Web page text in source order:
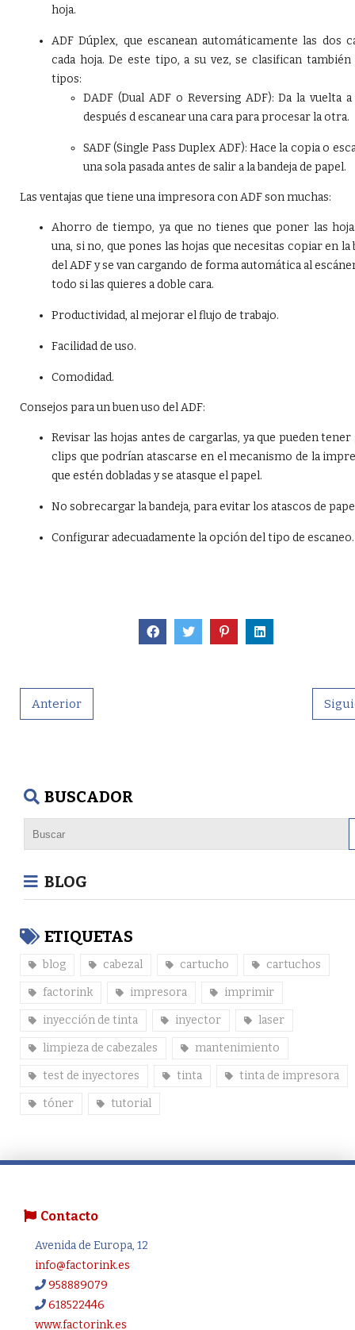
hoja.
ADF Dúplex, que escanean automáticamente las dos
cada hoja. De este tipo, a su vez, se clasifican también
tipos:
DADF (Dual ADF o Reversing ADF): Da la vuelta
después d escanear una cara para procesar la otra.
SADF (Single Pass Duplex ADF): Hace la copia o
una sola pasada antes de salir a la bandeja de papel.
Las ventajas que tiene una impresora con ADF son muchas:
Ahorro de tiempo, ya que no tienes que poner las
una, si no, que pones las hojas que necesitas copiar en la
del ADF y se van cargando de forma automática al
todo si las quieres a doble cara.
Productividad, al mejorar el flujo de trabajo.
Facilidad de uso.
Comodidad.
Consejos para un buen uso del ADF:
Revisar las hojas antes de cargarlas, ya que pueden tener
clips que podrían atascarse en el mecanismo de la
que estén dobladas y se atasque el papel.
No sobrecargar la bandeja, para evitar los atascos de
Configurar adecuadamente la opción del tipo de escaneo.
Anterior
BUSCADOR
BLOG
ETIQUETAS
blog cabezal cartucho cartuchos
factorink impresora imprimir
inyección de tinta inyector laser
limpieza de cabezales mantenimiento
test de inyectores tinta tinta de impresora
tóner tutorial
Contacto
Avenida de Europa, 12
info@factorink.es
958889079
618522446
www.factorink.es